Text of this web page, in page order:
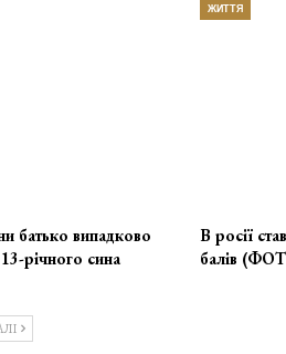
батько випадково
річного сина
ЖИТТЯ
В росії
балів